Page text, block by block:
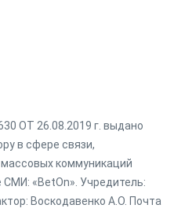
ОТ 26.08.2019 г. выдано
в сфере связи,
коммуникаций
«BetOn». Учредитель:
Воскодавенко А.О. Почта